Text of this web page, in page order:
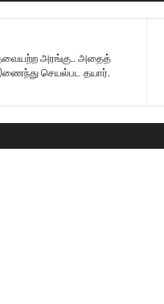
அரங்கு.. அதைத்
செயல்பட தயார்.